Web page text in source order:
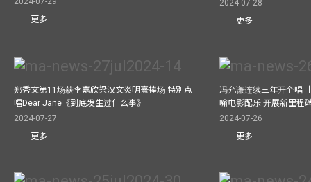
更多
2024-07-28
更多
郑秀文第11场获李嘉欣梁汉文炎明熹捧场 特別点
唱Dear Jane《到底发生过什么事》
2024-07-27
更多
冯允谦连续三年开个唱
喻电影配乐 开展新里程
2024-07-26
更多